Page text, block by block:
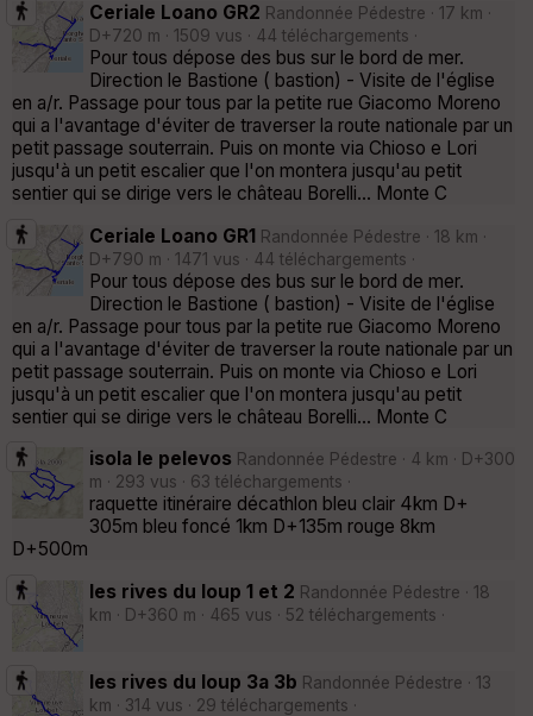
Ceriale Loano GR2 Randonnée Pédestre · 17 km ·
D+720 m · 1509 vus · 44 téléchargements ·
Pour tous dépose des bus sur le bord de mer.
Direction le Bastione ( bastion) - Visite de l'église
en a/r. Passage pour tous par la petite rue Giacomo Moreno
qui a l'avantage d'éviter de traverser la route nationale par un
petit passage souterrain. Puis on monte via Chioso e Lori
jusqu'à un petit escalier que l'on montera jusqu'au petit
sentier qui se dirige vers le château Borelli... Monte C
Ceriale Loano GR1 Randonnée Pédestre · 18 km ·
D+790 m · 1471 vus · 44 téléchargements ·
Pour tous dépose des bus sur le bord de mer.
Direction le Bastione ( bastion) - Visite de l'église
en a/r. Passage pour tous par la petite rue Giacomo Moreno
qui a l'avantage d'éviter de traverser la route nationale par un
petit passage souterrain. Puis on monte via Chioso e Lori
jusqu'à un petit escalier que l'on montera jusqu'au petit
sentier qui se dirige vers le château Borelli... Monte C
isola le pelevos Randonnée Pédestre · 4 km · D+300
m · 293 vus · 63 téléchargements ·
raquette itinéraire décathlon bleu clair 4km D+
305m bleu foncé 1km D+135m rouge 8km
D+500m
les rives du loup 1 et 2 Randonnée Pédestre · 18
km · D+360 m · 465 vus · 52 téléchargements ·
les rives du loup 3a 3b Randonnée Pédestre · 13
km · 314 vus · 29 téléchargements ·